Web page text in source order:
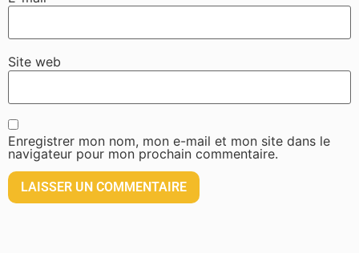
Site web
Enregistrer mon nom, mon e-mail et mon site dans le
navigateur pour mon prochain commentaire.